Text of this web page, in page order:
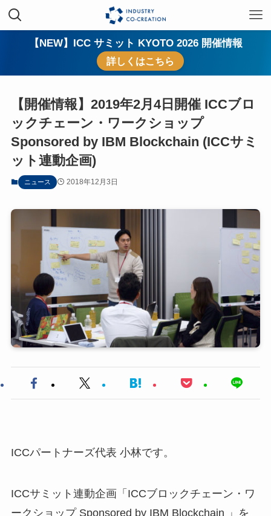
【NEW】ICC サミット KYOTO 2026 開催情報
詳しくはこちら
【開催情報】2019年2月4日開催 ICCブロ
ックチェーン・ワークショップ
Sponsored by IBM Blockchain (ICCサミ
ット連動企画)
ニュース 2018年12月3日
ICCパートナーズ代表 小林です。
ICCサミット連動企画「ICCブロックチェーン・ワ
ークショップ Sponsored by IBM Blockchain 」を